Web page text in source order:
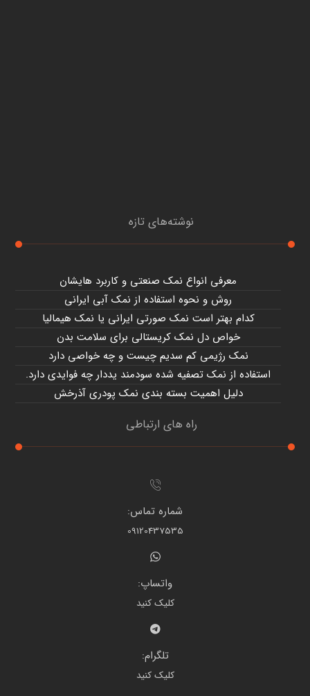
نوشته‌های تازه
معرفی انواع نمک صنعتی و کاربرد هایشان
روش و نحوه استفاده از نمک آبی ایرانی
کدام بهتر است نمک صورتی ایرانی یا نمک هیمالیا
خواص دل نمک کریستالی برای سلامت بدن
نمک رژیمی کم سدیم چیست و چه خواصی دارد
استفاده از نمک تصفیه شده سودمند یددار چه فوایدی دارد.
دلیل اهمیت بسته بندی نمک پودری آذرخش
راه های ارتباطی
شماره تماس:
09120437535
واتساپ:
کلیک کنید
تلگرام:
کلیک کنید